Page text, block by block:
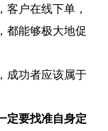
客户在线下单，
都能够极大地促
成功者应该属于
定要找准自身定